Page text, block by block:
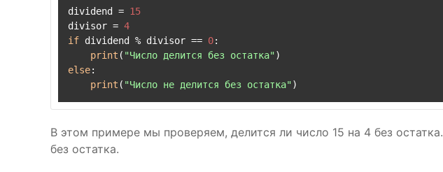
dividend = 15
divisor = 4
if dividend % divisor == 0:
print ( "Число делится без остатка"
else:
print ( "Число не делится без остатка"
В этом примере мы проверяем, делится ли число 15 на 4 без
без остатка.